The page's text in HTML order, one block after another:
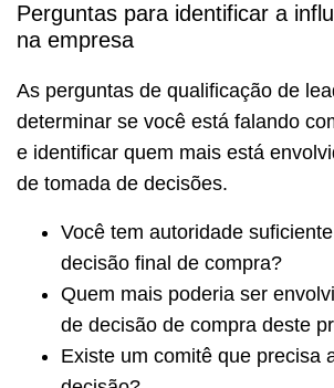
Perguntas para identificar a
na empresa
As perguntas de qualificação de
determinar se você está falando
e identificar quem mais está
de tomada de decisões.
Você tem autoridade
decisão final de compra?
Quem mais poderia ser
de decisão de compra deste
Existe um comitê que precisa